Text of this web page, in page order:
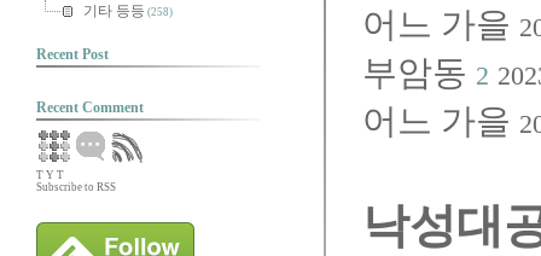
기타 등등 (258)
Recent Post
Recent Comment
T Y T
Subscribe to RSS
어느 가을
부암동 2
어느 가을
낙성대